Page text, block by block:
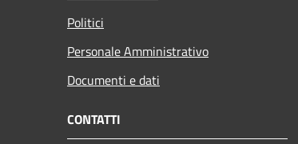
Politici
Personale Amministrativo
Documenti e dati
CONTATTI